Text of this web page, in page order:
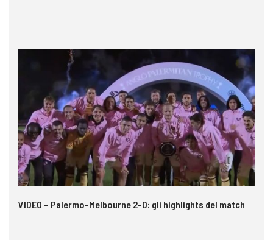
VIDEO – Palermo-Melbourne 2-0: gli highlights del match